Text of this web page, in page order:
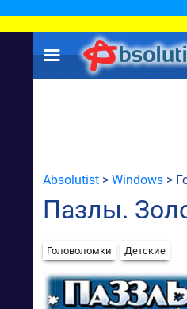
Absolutist > Windows >
Пазлы.
Головоломки Детские